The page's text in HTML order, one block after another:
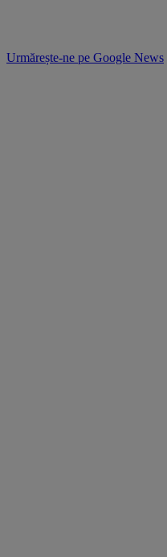
Urmărește-ne pe Google News